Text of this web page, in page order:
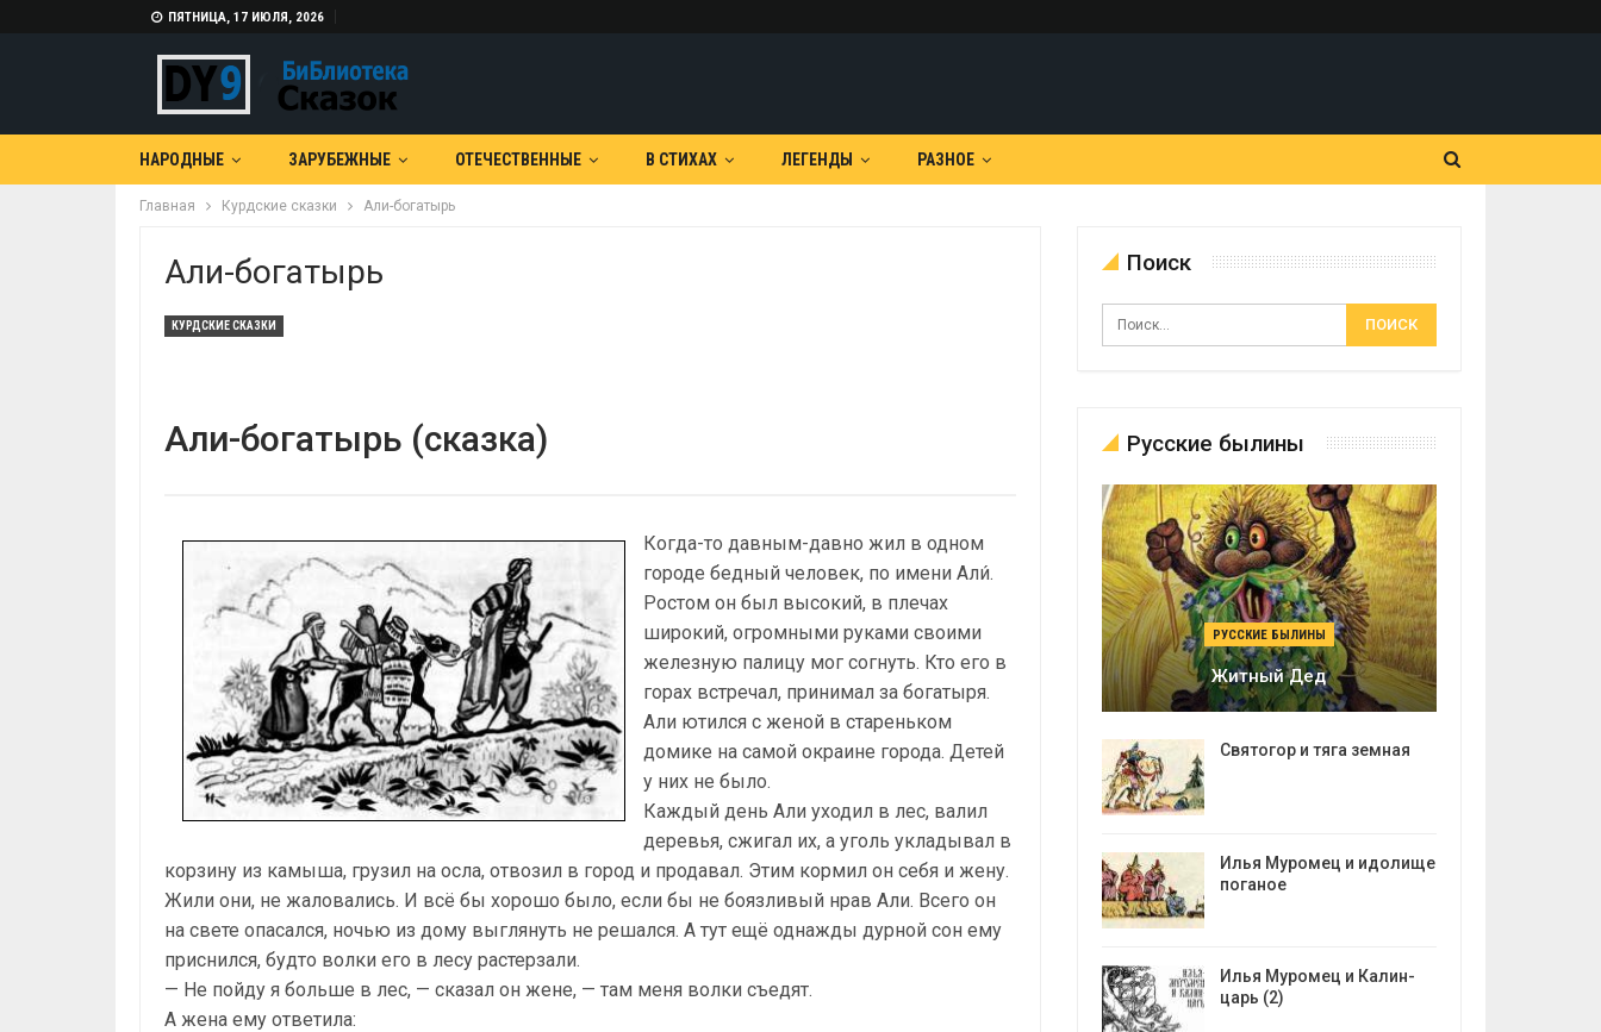
ПЯТНИЦА, 17 ИЮЛЯ, 2026
НАРОДНЫЕ ЗАРУБЕЖНЫЕ ОТЕЧЕСТВЕННЫЕ В СТИХАХ ЛЕГЕНДЫ РАЗНОЕ
Главная Курдские сказки Али-богатырь
Али-богатырь
КУРДСКИЕ СКАЗКИ
Али-богатырь (сказка)
Когда-то давным-давно жил в одном
городе бедный человек, по имени Али́.
Ростом он был высокий, в плечах
широкий, огромными руками своими
железную палицу мог согнуть. Кто его в
горах встречал, принимал за богатыря.
Али ютился с женой в стареньком
домике на самой окраине города. Детей
у них не было.
Каждый день Али уходил в лес, валил
деревья, сжигал их, а уголь укладывал в
корзину из камыша, грузил на осла, отвозил в город и продавал. Этим кормил он себя и жену.
Жили они, не жаловались. И всё бы хорошо было, если бы не боязливый нрав Али. Всего он
на свете опасался, ночью из дому выглянуть не решался. А тут ещё однажды дурной сон ему
приснился, будто волки его в лесу растерзали.
— Не пойду я больше в лес, — сказал он жене, — там меня волки съедят.
А жена ему ответила:
Поиск
Русские былины
РУССКИЕ БЫЛИНЫ
Житный Дед
Святогор и тяга земная
Илья Муромец и идолище
поганое
Илья Муромец и Калин-
царь (2)